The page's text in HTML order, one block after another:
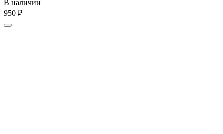
В наличии
‍950‍ ₽